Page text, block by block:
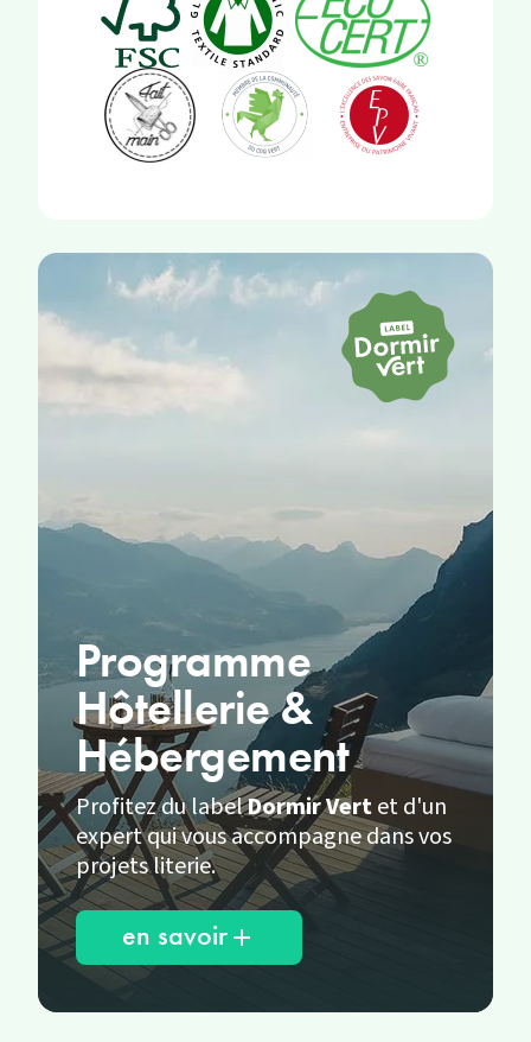
Programme
Hôtellerie &
Hébergement
Profitez du labelDormir Vertet d'un
expert qui vous accompagne dans vos
projets literie.
en savoir add